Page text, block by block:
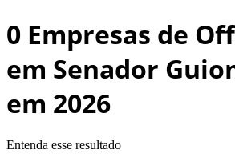
0 Empresas de
em Senador
em 2026
Entenda esse resultado